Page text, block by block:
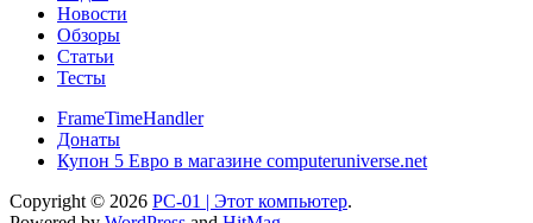
Новости
Обзоры
Статьи
Тесты
FrameTimeHandler
Донаты
Купон 5 Евро в магазине computeruniverse.net
Copyright © 2026 PC-01 | Этот компьютер.